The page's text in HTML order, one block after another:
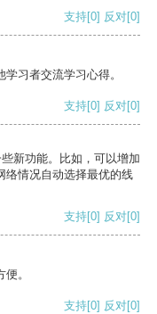
支持[0] 反对[0]
习者交流学习心得。
支持[0] 反对[0]
新功能。比如，可以增加
络情况自动选择最优的线
支持[0] 反对[0]
。
支持[0] 反对[0]